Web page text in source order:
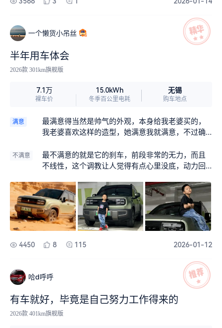
一个懒货小吊丝
半年用车体会
2026款 301km旗舰版
7.1万
裸车价
15.0kWh
冬季百公里电耗
无锡
购车地点
满意
最满意得当然是帅气的外观，本身给我老婆买的，
我老婆喜欢这样的造型，她满意我就满意，不过确
常能装。
不满意
最不满意的就是它的刹车，前段非常的无力，而且
不线性，这个调教让人觉得有点心里没底，动力回
4450 8 115 2026-01-12
哈d呼呼
有车就好，毕竟是自己努力工作得来的
2026款 401km旗舰版